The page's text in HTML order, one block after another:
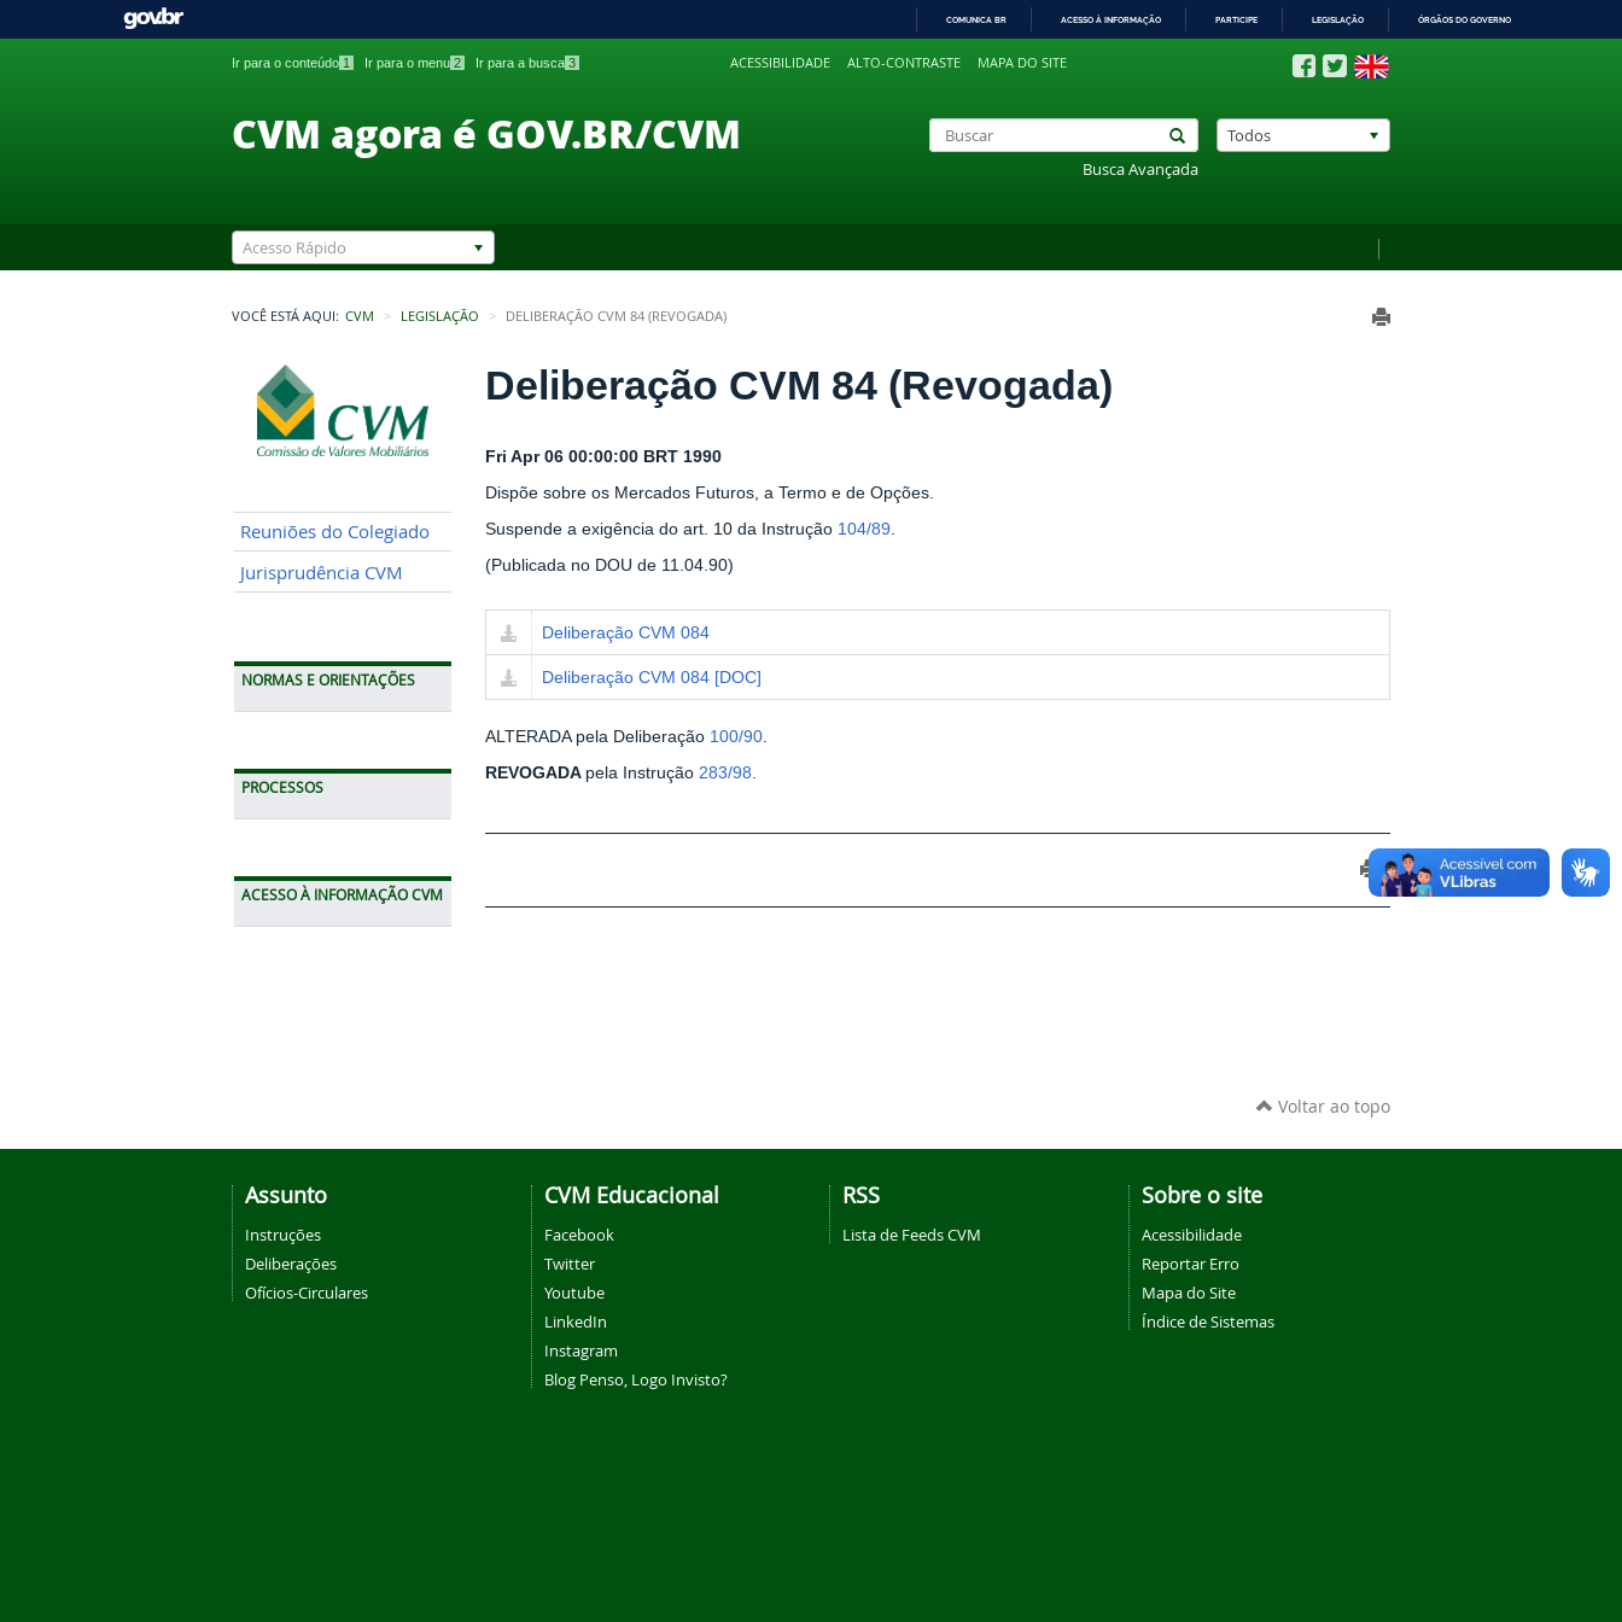
PARA
COMUNICA BR ACESSO À INFORMAÇÃO PARTICIPE LEGISLAÇÃO ÓRGÃOS DO GOVERNO
Ir para o conteúdo 1 Ir para o menu 2 Ir para a busca 3 ACESSIBILIDADE ALTO-CONTRASTE MAPA DO SITE
CVM agora é GOV.BR/CVM
Busca Avançada
Todos
Acesso Rápido
VOCÊ ESTÁ AQUI: CVM LEGISLAÇÃO DELIBERAÇÃO CVM 84 (REVOGADA)
Reuniões do Colegiado
Jurisprudência CVM
NORMAS E ORIENTAÇÕES
PROCESSOS
ACESSO À INFORMAÇÃO CVM
Deliberação CVM 84 (Revogada)
Fri Apr 06 00:00:00 BRT 1990
Dispõe sobre os Mercados Futuros, a Termo e de Opções.
Suspende a exigência do art. 10 da Instrução 104/89
(Publicada no DOU de 11.04.90)
Deliberação CVM 084
Deliberação CVM 084 [DOC]
ALTERADA pela Deliberação 100/90
REVOGADA pela Instrução 283/98
Voltar ao topo
Assunto
Instruções
Deliberações
Ofícios-Circulares
CVM Educacional
Facebook
Twitter
Youtube
LinkedIn
Instagram
Blog Penso, Logo Invisto?
RSS
Lista de Feeds CVM
Sobre o site
Acessibilidade
Reportar Erro
Mapa do Site
Índice de Sistemas